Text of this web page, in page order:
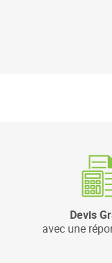
Devis
avec une